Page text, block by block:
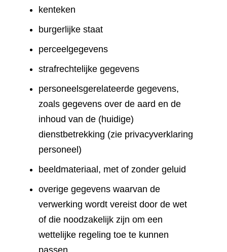
kenteken
burgerlijke staat
perceelgegevens
strafrechtelijke gegevens
personeelsgerelateerde gegevens,
zoals gegevens over de aard en de
inhoud van de (huidige)
dienstbetrekking (zie privacyverklaring
personeel)
beeldmateriaal, met of zonder geluid
overige gegevens waarvan de
verwerking wordt vereist door de wet
of die noodzakelijk zijn om een
wettelijke regeling toe te kunnen
passen